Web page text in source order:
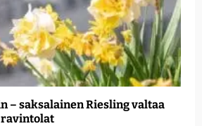
– saksalainen Riesling valtaa